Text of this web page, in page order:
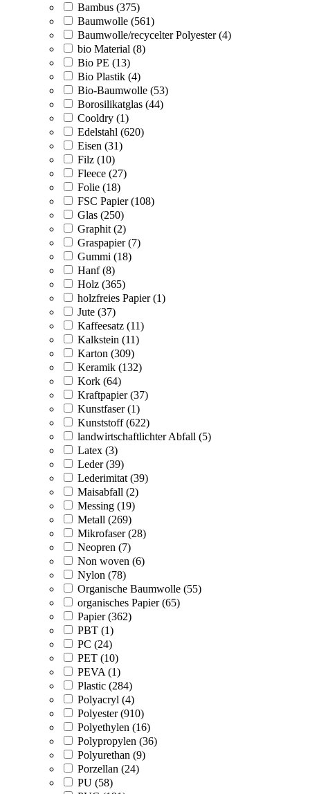
Bambus (375)
Baumwolle (561)
Baumwolle/recycelter Polyester (4)
bio Material (8)
Bio PE (13)
Bio Plastik (4)
Bio-Baumwolle (53)
Borosilikatglas (44)
Cooldry (1)
Edelstahl (620)
Eisen (31)
Filz (10)
Fleece (27)
Folie (18)
FSC Papier (108)
Glas (250)
Graphit (2)
Graspapier (7)
Gummi (18)
Hanf (8)
Holz (365)
holzfreies Papier (1)
Jute (37)
Kaffeesatz (11)
Kalkstein (11)
Karton (309)
Keramik (132)
Kork (64)
Kraftpapier (37)
Kunstfaser (1)
Kunststoff (622)
landwirtschaftlichter Abfall (5)
Latex (3)
Leder (39)
Lederimitat (39)
Maisabfall (2)
Messing (19)
Metall (269)
Mikrofaser (28)
Neopren (7)
Non woven (6)
Nylon (78)
Organische Baumwolle (55)
organisches Papier (65)
Papier (362)
PBT (1)
PC (24)
PET (10)
PEVA (1)
Plastic (284)
Polyacryl (4)
Polyester (910)
Polyethylen (16)
Polypropylen (36)
Polyurethan (9)
Porzellan (24)
PU (58)